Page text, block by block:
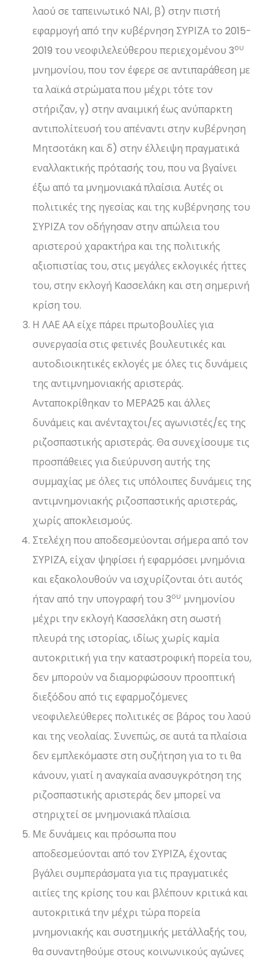
λαού σε ταπεινωτικό ΝΑΙ, β) στην πιστή
εφαρμογή από την κυβέρνηση ΣΥΡΙΖΑ το 2015-
2019 του νεοφιλελεύθερου περιεχομένου 3ου
μνημονίου, που τον έφερε σε αντιπαράθεση με
τα λαϊκά στρώματα που μέχρι τότε τον
στήριζαν, γ) στην αναιμική έως ανύπαρκτη
αντιπολίτευσή του απέναντι στην κυβέρνηση
Μητσοτάκη και δ) στην έλλειψη πραγματικά
εναλλακτικής πρότασής του, που να βγαίνει
έξω από τα μνημονιακά πλαίσια. Αυτές οι
πολιτικές της ηγεσίας και της κυβέρνησης του
ΣΥΡΙΖΑ τον οδήγησαν στην απώλεια του
αριστερού χαρακτήρα και της πολιτικής
αξιοπιστίας του, στις μεγάλες εκλογικές ήττες
του, στην εκλογή Κασσελάκη και στη σημερινή
κρίση του.
Η ΛΑΕ ΑΑ είχε πάρει πρωτοβουλίες για
συνεργασία στις φετινές βουλευτικές και
αυτοδιοικητικές εκλογές με όλες τις δυνάμεις
της αντιμνημονιακής αριστεράς.
Ανταποκρίθηκαν το ΜΕΡΑ25 και άλλες
δυνάμεις και ανένταχτοι/ες αγωνιστές/ες της
ριζοσπαστικής αριστεράς. Θα συνεχίσουμε τις
προσπάθειες για διεύρυνση αυτής της
συμμαχίας με όλες τις υπόλοιπες δυνάμεις της
αντιμνημονιακής ριζοσπαστικής αριστεράς,
χωρίς αποκλεισμούς.
Στελέχη που αποδεσμεύονται σήμερα από τον
ΣΥΡΙΖΑ, είχαν ψηφίσει ή εφαρμόσει μνημόνια
και εξακολουθούν να ισχυρίζονται ότι αυτός
ήταν από την υπογραφή του 3ου μνημονίου
μέχρι την εκλογή Κασσελάκη στη σωστή
πλευρά της ιστορίας, ιδίως χωρίς καμία
αυτοκριτική για την καταστροφική πορεία του,
δεν μπορούν να διαμορφώσουν προοπτική
διεξόδου από τις εφαρμοζόμενες
νεοφιλελεύθερες πολιτικές σε βάρος του λαού
και της νεολαίας. Συνεπώς, σε αυτά τα πλαίσια
δεν εμπλεκόμαστε στη συζήτηση για το τι θα
κάνουν, γιατί η αναγκαία ανασυγκρότηση της
ριζοσπαστικής αριστεράς δεν μπορεί να
στηριχτεί σε μνημονιακά πλαίσια.
Με δυνάμεις και πρόσωπα που
αποδεσμεύονται από τον ΣΥΡΙΖΑ, έχοντας
βγάλει συμπεράσματα για τις πραγματικές
αιτίες της κρίσης του και βλέπουν κριτικά και
αυτοκριτικά την μέχρι τώρα πορεία
μνημονιακής και συστημικής μετάλλαξής του,
θα συναντηθούμε στους κοινωνικούς αγώνες